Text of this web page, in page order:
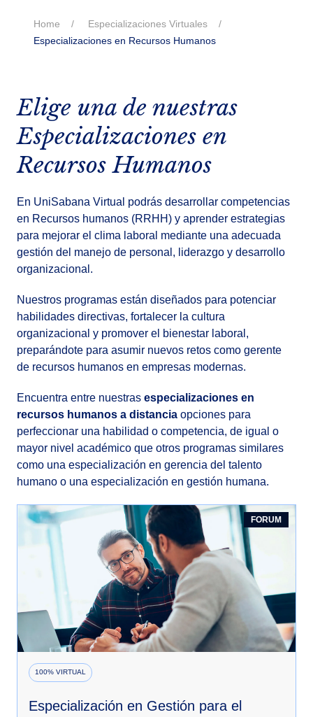
Home
Especializaciones Virtuales
Especializaciones en Recursos Humanos
Elige una de nuestras
Especializaciones en
Recursos Humanos
En UniSabana Virtual podrás desarrollar competencias
en Recursos humanos (RRHH) y aprender estrategias
para mejorar el clima laboral mediante una adecuada
gestión del manejo de personal, liderazgo y desarrollo
organizacional.
Nuestros programas están diseñados para potenciar
habilidades directivas, fortalecer la cultura
organizacional y promover el bienestar laboral,
preparándote para asumir nuevos retos como gerente
de recursos humanos en empresas modernas.
Encuentra entre nuestras especializaciones en
recursos humanos a distancia opciones para
perfeccionar una habilidad o competencia, de igual o
mayor nivel académico que otros programas similares
como una especialización en gerencia del talento
humano o una especialización en gestión humana.
FORUM
100% VIRTUAL
Especialización en Gestión para el